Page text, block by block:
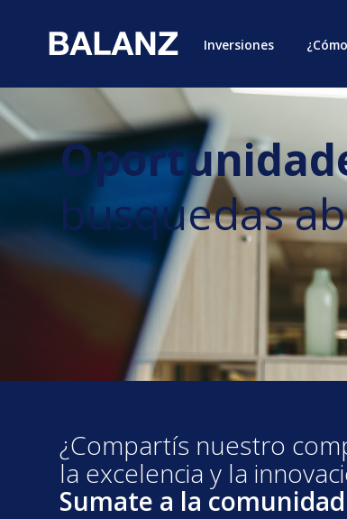
Inversiones
busquedas
¿Compartís nuestro
la excelencia y la
Sumate a la